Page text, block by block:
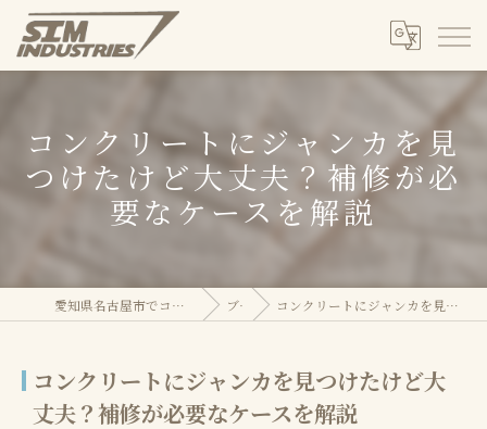
コンクリートにジャンカを見
つけたけど大丈夫？補修が必
要なケースを解説
愛知県名古屋市でコンクリートのことならSIM株式会社 ブログ コンクリートにジャンカを見つけたけど大丈夫？補修が必要なケースを解説
コンクリートにジャンカを見つけたけど大
丈夫？補修が必要なケースを解説